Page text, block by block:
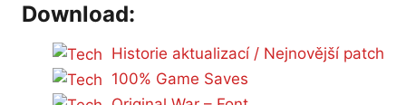
Download:
Historie aktualizací / Nejnovější patch
100% Game Saves